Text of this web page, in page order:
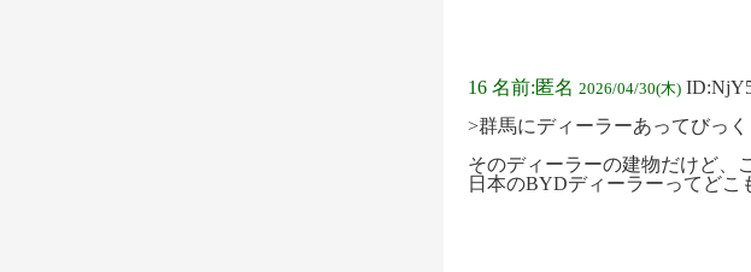
16 名前:匿名 2026/04/30(木)
>群馬にディーラーあってびっく
そのディーラーの建物だけど、
日本のBYDディーラーってどこ